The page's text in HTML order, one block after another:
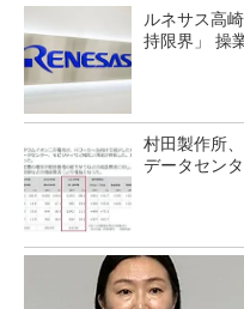
ルネサス高
持限界」 操
村田製作所
データセン